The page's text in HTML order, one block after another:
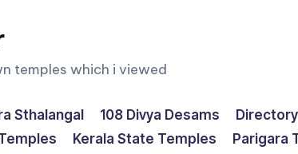
temples which i viewed
Sthalangal 108 Divya Desams Directory
Kerala State Temples Parigara